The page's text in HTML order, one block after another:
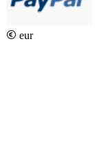
eur